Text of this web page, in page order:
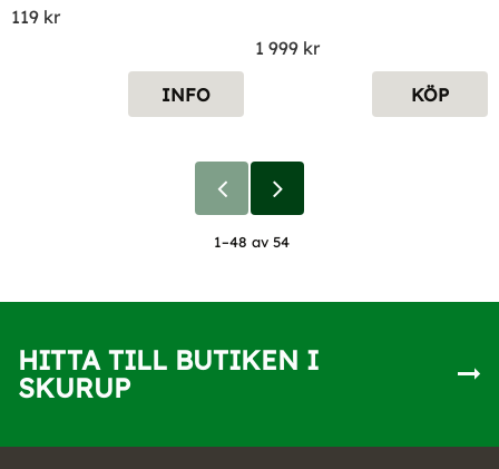
119 kr
INFO
1 999 kr
KÖP
1–48 av 54
HITTA TILL BUTIKEN I
SKURUP